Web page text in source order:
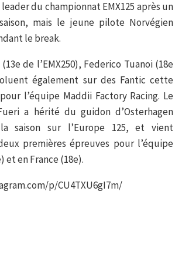
du championnat EMX125 après un
mais le jeune pilote Norvégien
le break.
de l’EMX250), Federico Tuanoi (18e
également sur des Fantic cette
l’équipe Maddii Factory Racing. Le
a hérité du guidon d’Osterhagen
saison sur l’Europe 125, et vient
premières épreuves pour l’équipe
et en France (18e).
p/CU4TXU6gI7m/